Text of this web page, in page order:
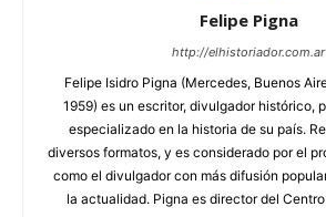
Felipe Pigna
http://elhistoriador.com.ar
Felipe Isidro Pigna (Mercedes, Buenos
1959) es un escritor, divulgador histórico,
especializado en la historia de su país.
diversos formatos, y es considerado por el
como el divulgador con más difusión
la actualidad. Pigna es director del